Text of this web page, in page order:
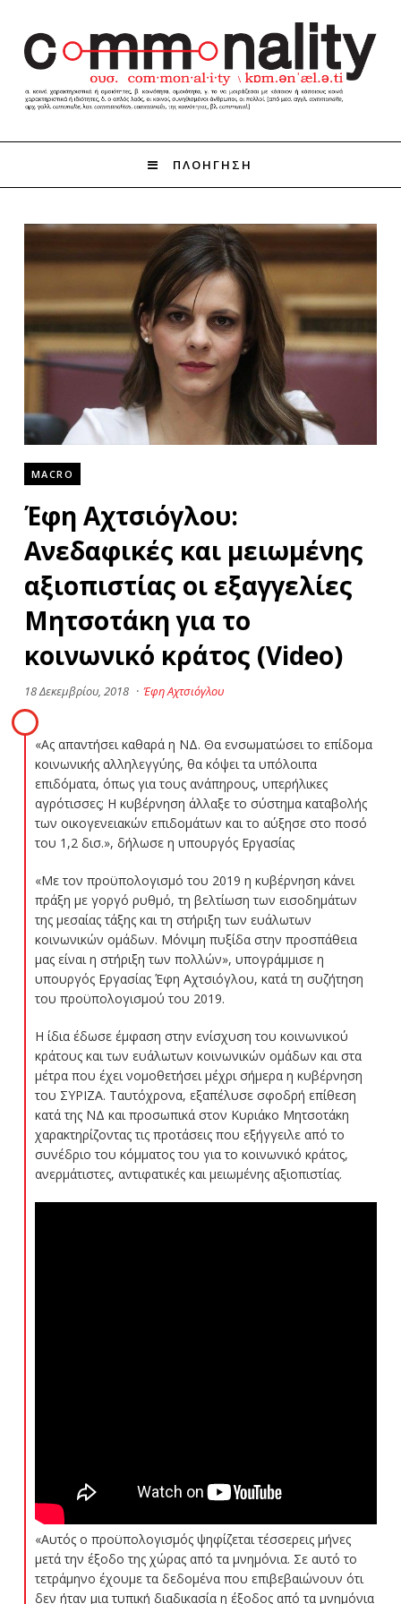
ΠΛΟΗΓΗΣΗ
MACRO
Έφη Αχτσιόγλου:
Ανεδαφικές και μειωμένης
αξιοπιστίας οι εξαγγελίες
Μητσοτάκη για το
κοινωνικό κράτος (Video)
18 Δεκεμβρίου, 2018 · Έφη Αχτσιόγλου
«Ας απαντήσει καθαρά η ΝΔ. Θα ενσωματώσει το επίδομα
κοινωνικής αλληλεγγύης, θα κόψει τα υπόλοιπα
επιδόματα, όπως για τους ανάπηρους, υπερήλικες
αγρότισσες; Η κυβέρνηση άλλαξε το σύστημα καταβολής
των οικογενειακών επιδομάτων και το αύξησε στο ποσό
του 1,2 δισ.», δήλωσε η υπουργός Εργασίας
«Με τον προϋπολογισμό του 2019 η κυβέρνηση κάνει
πράξη με γοργό ρυθμό, τη βελτίωση των εισοδημάτων
της μεσαίας τάξης και τη στήριξη των ευάλωτων
κοινωνικών ομάδων. Μόνιμη πυξίδα στην προσπάθεια
μας είναι η στήριξη των πολλών», υπογράμμισε η
υπουργός Εργασίας Έφη Αχτσιόγλου, κατά τη συζήτηση
του προϋπολογισμού του 2019.
Η ίδια έδωσε έμφαση στην ενίσχυση του κοινωνικού
κράτους και των ευάλωτων κοινωνικών ομάδων και στα
μέτρα που έχει νομοθετήσει μέχρι σήμερα η κυβέρνηση
του ΣΥΡΙΖΑ. Ταυτόχρονα, εξαπέλυσε σφοδρή επίθεση
κατά της ΝΔ και προσωπικά στον Κυριάκο Μητσοτάκη
χαρακτηρίζοντας τις προτάσεις που εξήγγειλε από το
συνέδριο του κόμματος του για το κοινωνικό κράτος,
ανερμάτιστες, αντιφατικές και μειωμένης αξιοπιστίας.
«Αυτός ο προϋπολογισμός ψηφίζεται τέσσερεις μήνες
μετά την έξοδο της χώρας από τα μνημόνια. Σε αυτό το
τετράμηνο έχουμε τα δεδομένα που επιβεβαιώνουν ότι
δεν ήταν μια τυπική διαδικασία η έξοδος από τα μνημόνια